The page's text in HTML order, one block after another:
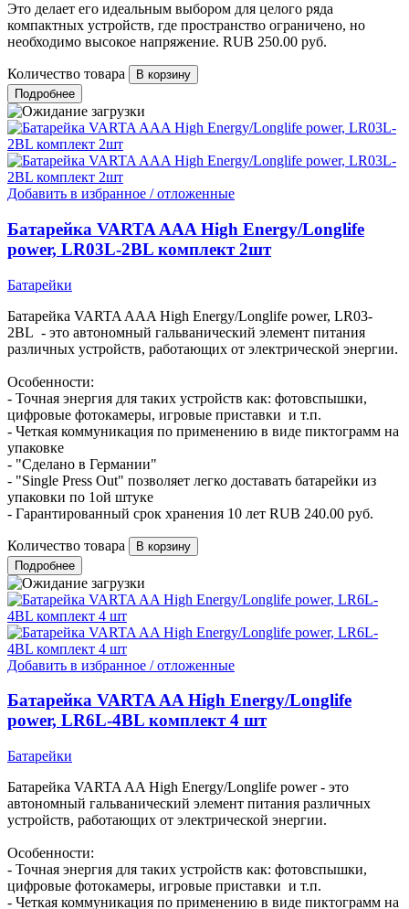
Это делает его идеальным выбором для целого ряда
компактных устройств, где пространство ограничено, но
необходимо высокое напряжение. RUB 250.00 руб.
Количество товара
Подробнее
Добавить в избранное / отложенные
Батарейка VARTA AAA High Energy/Longlife
power, LR03L-2BL комплект 2шт
Батарейки
Батарейка VARTA AAA High Energy/Longlife power, LR03-
2BL - это автономный гальванический элемент питания
различных устройств, работающих от электрической энергии.
Особенности:
- Точная энергия для таких устройств как: фотовспышки,
цифровые фотокамеры, игровые приставки и т.п.
- Четкая коммуникация по применению в виде пиктограмм на
упаковке
- "Сделано в Германии"
- "Single Press Out" позволяет легко доставать батарейки из
упаковки по 1ой штуке
- Гарантированный срок хранения 10 лет RUB 240.00 руб.
Количество товара
Подробнее
Добавить в избранное / отложенные
Батарейка VARTA AA High Energy/Longlife
power, LR6L-4BL комплект 4 шт
Батарейки
Батарейка VARTA AA High Energy/Longlife power - это
автономный гальванический элемент питания различных
устройств, работающих от электрической энергии.
Особенности:
- Точная энергия для таких устройств как: фотовспышки,
цифровые фотокамеры, игровые приставки и т.п.
- Четкая коммуникация по применению в виде пиктограмм на